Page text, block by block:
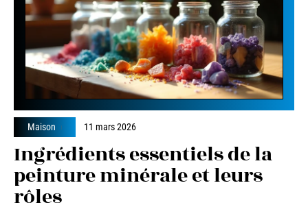
Maison 11 mars 2026
Ingrédients essentiels de la
peinture minérale et leurs
rôles